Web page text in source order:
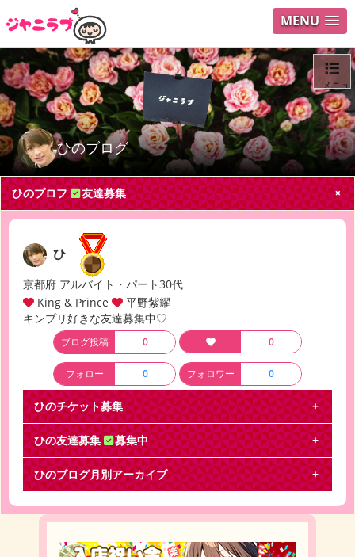
MENU
ひのブログ
メニュ
ログイ
Search
ひのプロフ 友達募集
ひ
京都府 アルバイト・パート30代
King & Prince
平野紫耀
キンプリ好きな友達募集中♡
ブログ投稿 0 0
フォロー 0 フォロワー 0
ひのチケット募集
ひの友達募集 募集中
キンプリ友達募集♡
キンプリのライブ一緒に行ったりできる友達募集♡
京都住みなので関西の方やと嬉しいです(・∀・)
ひのブログ月別アーカイブ